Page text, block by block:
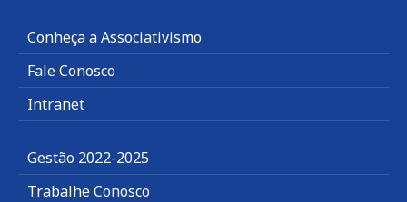
Conheça a Associativismo
Fale Conosco
Intranet
Gestão 2022-2025
Trabalhe Conosco